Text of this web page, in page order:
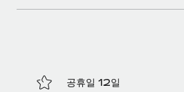
비디오 콘텐츠를 활용한 마케팅이 계속
공휴일 12일